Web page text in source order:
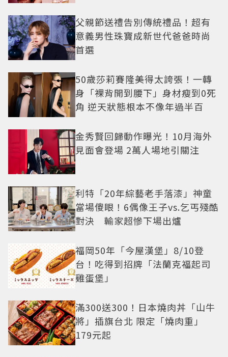
父親節送禮告別傳統禮品！超有
意義男性珠寶成新世代爸爸時尚
首選
50歲莎莉賽隆美得太誇張！一轉
身「裸背開到腰下」身材瘦到0死
角 逆天狀態根本不像年過半百
金秀賢回歸動作曝光！10月海外
見面會登場 2萬人場地引關注
利特「20年綜藝老手落漆」神童
當場傻眼！6偶像王子vs.乞丐殘酷
對決 輸家超慘下場出爐
福岡50年「今屋漢堡」8/10登
台！吃得到招牌「法蘭克福起司
雞蛋堡」
滿300送300！日本燒肉丼「山牛
將」插旗台北 限定「燒肉重」
179元起